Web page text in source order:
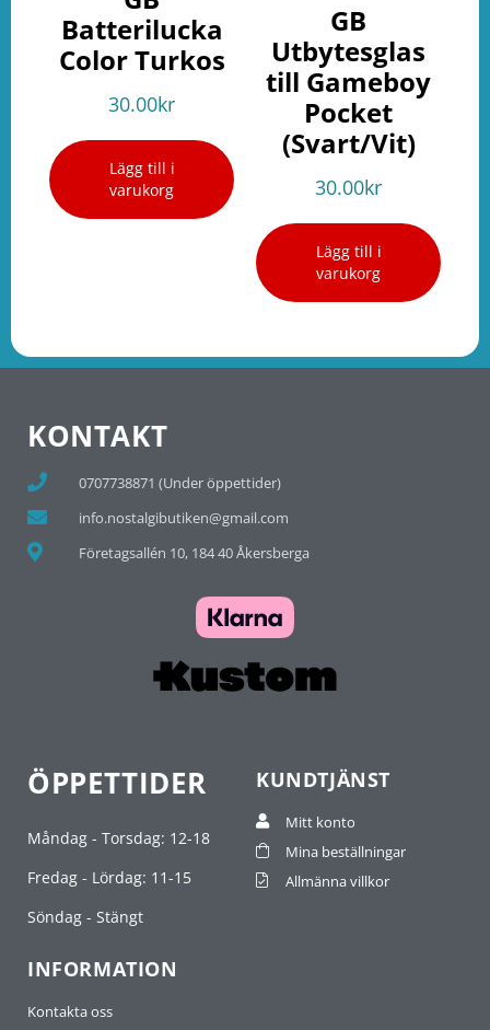
Batterilucka
Color Turkos
30.00kr
Lägg till i
varukorg
GB
Utbytesglas
till Gameboy
Pocket
(Svart/Vit)
30.00kr
Lägg till i
varukorg
KONTAKT
0707738871 (Under öppettider)
info.nostalgibutiken@gmail.com
Företagsallén 10, 184 40 Åkersberga
ÖPPETTIDER
Måndag - Torsdag: 12-18
Fredag - Lördag: 11-15
Söndag - Stängt
KUNDTJÄNST
Mitt konto
Mina beställningar
Allmänna villkor
INFORMATION
Kontakta oss